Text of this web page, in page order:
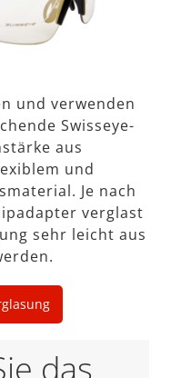
und verwenden
Swisseye-
aus
und
Je nach
verglast
sehr leicht aus
das